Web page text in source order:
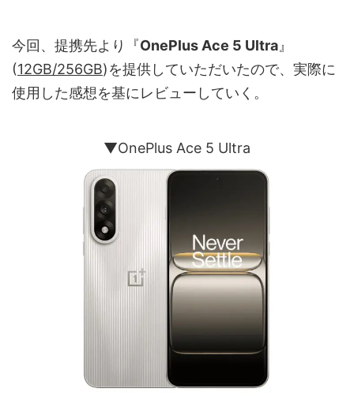
今回、提携先より『OnePlus Ace 5 Ultra』
(12GB/256GB)を提供していただいたので、実際に
使用した感想を基にレビューしていく。
▼OnePlus Ace 5 Ultra